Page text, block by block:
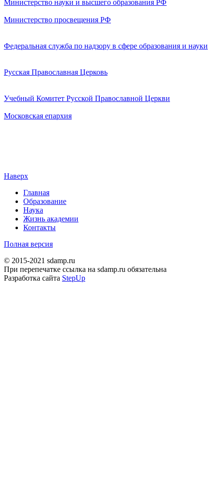
Министерство науки и высшего образования РФ
Министерство просвещения РФ
Федеральная служба по надзору в сфере образования и науки
Русская Православная Церковь
Учебный Комитет Русской Православной Церкви
Московская епархия
Наверх
Главная
Образование
Наука
Жизнь академии
Контакты
Полная версия
© 2015-2021 sdamp.ru
При перепечатке ссылка на sdamp.ru обязательна
Разработка сайта StepUp